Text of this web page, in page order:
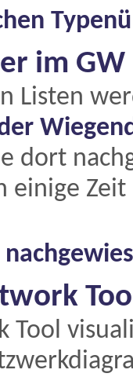
im
Listen
dort
einige
Tool